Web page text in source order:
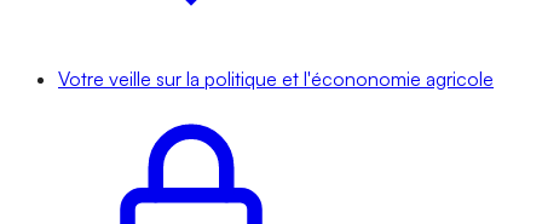
Votre veille sur la politique et l'écononomie agricole